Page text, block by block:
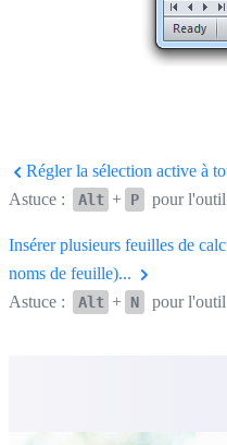
Régler la sélection active à
Astuce :
Alt + P pour l'outil
Insérer plusieurs feuilles de
noms de feuille)...
Astuce :
Alt + N pour